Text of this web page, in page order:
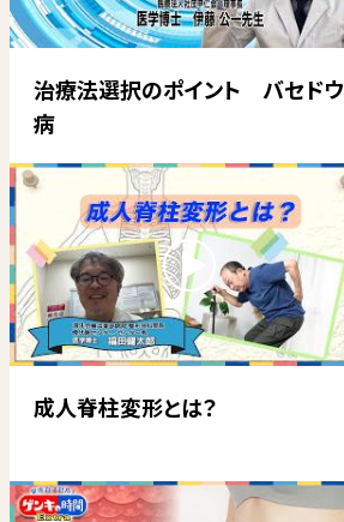
治療法選択のポイント バセドウ
病
成人脊柱変形とは？